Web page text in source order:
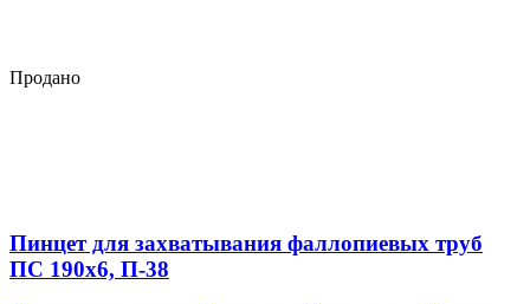
Продано
Пинцет для захватывания фаллопиевых труб
ПС 190х6, П-38